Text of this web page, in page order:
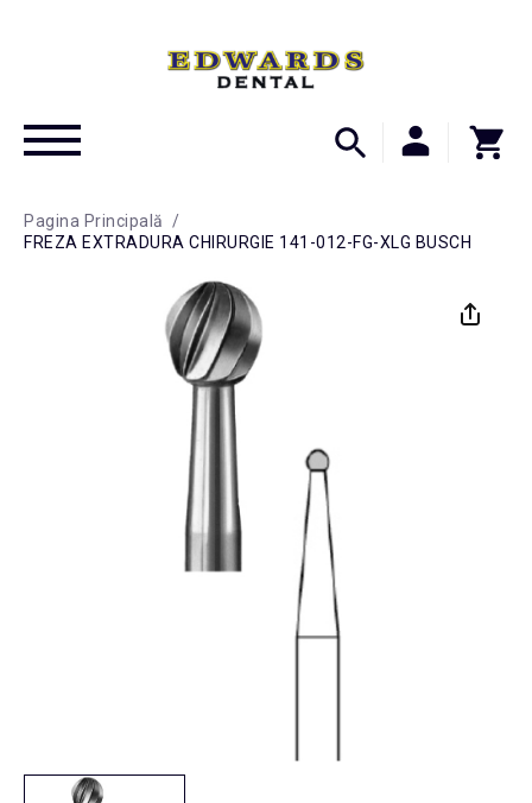
Pagina Principală
/
FREZA EXTRADURA CHIRURGIE 141-012-FG-XLG BUSCH